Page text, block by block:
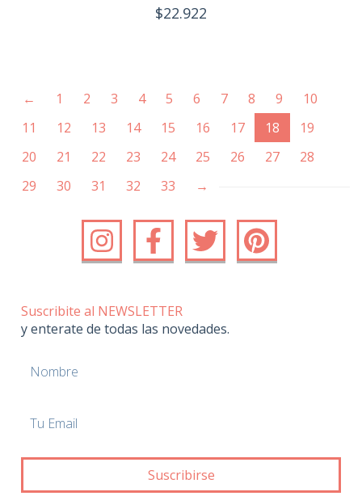
$22.922
← 1 2 3 4 5 6 7 8 9
10
11
12 13 14 15 16 17 18 (current)
19
20
21 22 23 24 25 26 27
28
29
30 31 32 33 →
Suscribite al NEWSLETTER
y enterate de todas las novedades.